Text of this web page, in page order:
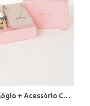
Kit Relógio + Acessório Condor Feminino DOURADO